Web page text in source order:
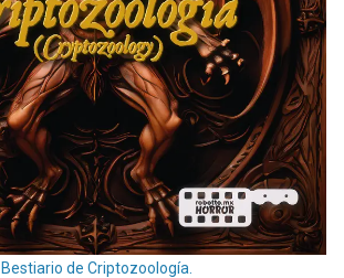
Bestiario de Criptozoología.